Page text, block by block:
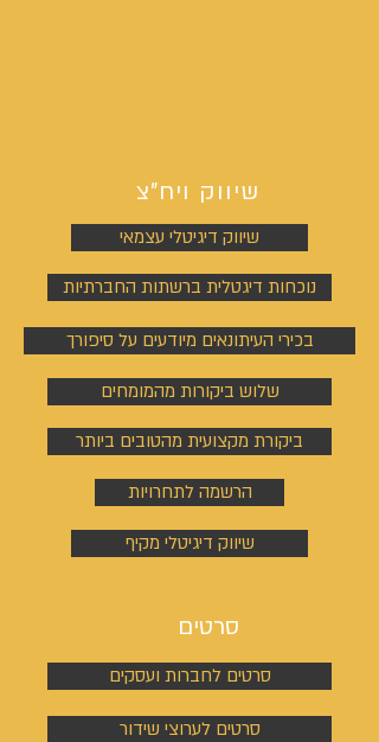
שיווק ויח"צ
שיווק דיגיטלי עצמאי
נוכחות דיגטלית ברשתות החברתיות
בכירי העיתונאים מיודעים על סיפורך
שלוש ביקורות מהמומחים
ביקורת מקצועית מהטובים ביותר
הרשמה לתחרויות
שיווק דיגיטלי מקיף
סרטים
סרטים לחברות ועסקים
סרטים לערוצי שידור